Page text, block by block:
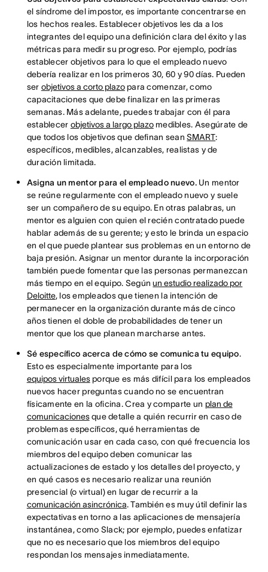
el síndrome del impostor, es importante concentrarse en
los hechos reales. Establecer objetivos les da a los
integrantes del equipo una definición clara del éxito y las
métricas para medir su progreso. Por ejemplo, podrías
establecer objetivos para lo que el empleado nuevo
debería realizar en los primeros 30, 60 y 90 días. Pueden
ser objetivos a corto plazopara comenzar, como
capacitaciones que debe finalizar en las primeras
semanas. Más adelante, puedes trabajar con él para
establecer objetivos a largo plazomedibles. Asegúrate de
que todos los objetivos que definan seanSMART:
específicos, medibles, alcanzables, realistas y de
duración limitada.
Asigna un mentor para el empleado nuevo. Un mentor
se reúne regularmente con el empleado nuevo y suele
ser un compañero de su equipo. En otras palabras, un
mentor es alguien con quien el recién contratado puede
hablar además de su gerente; y esto le brinda un espacio
en el que puede plantear sus problemas en un entorno de
baja presión. Asignar un mentor durante la incorporación
también puede fomentar que las personas permanezcan
más tiempo en el equipo. Segúnun estudio realizado por
Deloitte, los empleados que tienen la intención de
permanecer en la organización durante más de cinco
años tienen el doble de probabilidades de tener un
mentor que los que planean marcharse antes.
Sé específico acerca de cómo se comunica tu equipo.
Esto es especialmente importante para los
equipos virtualesporque es más difícil para los empleados
nuevos hacer preguntas cuando no se encuentran
físicamente en la oficina. Crea y comparte un plan de
comunicacionesque detalle a quién recurrir en caso de
problemas específicos, qué herramientas de
comunicación usar en cada caso, con qué frecuencia los
miembros del equipo deben comunicar las
actualizaciones de estado y los detalles del proyecto, y
en qué casos es necesario realizar una reunión
presencial (o virtual) en lugar de recurrir a la
comunicación asincrónica. También es muy útil definir las
expectativas en torno a las aplicaciones de mensajería
instantánea, como Slack; por ejemplo, puedes enfatizar
que no es necesario que los miembros del equipo
respondan los mensajes inmediatamente.